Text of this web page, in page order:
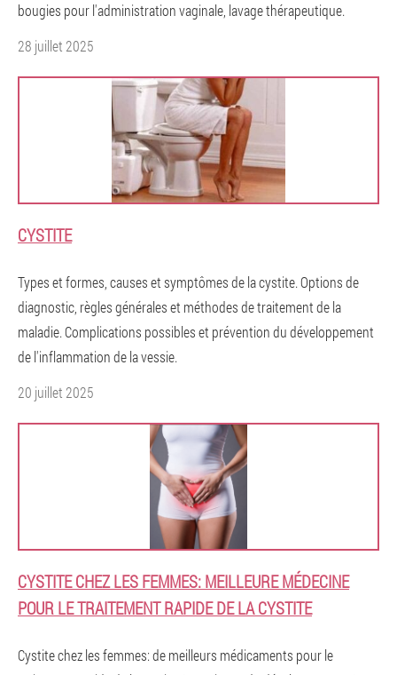
bougies pour l'administration vaginale, lavage thérapeutique.
28 juillet 2025
CYSTITE
Types et formes, causes et symptômes de la cystite. Options de
diagnostic, règles générales et méthodes de traitement de la
maladie. Complications possibles et prévention du développement
de l'inflammation de la vessie.
20 juillet 2025
CYSTITE CHEZ LES FEMMES: MEILLEURE MÉDECINE
POUR LE TRAITEMENT RAPIDE DE LA CYSTITE
Cystite chez les femmes: de meilleurs médicaments pour le